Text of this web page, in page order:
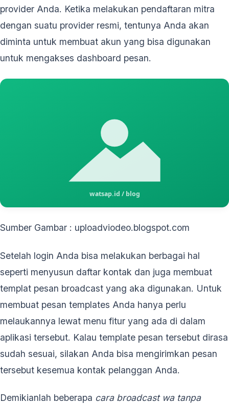
provider Anda. Ketika melakukan pendaftaran mitra
dengan suatu provider resmi, tentunya Anda akan
diminta untuk membuat akun yang bisa digunakan
untuk mengakses dashboard pesan.
Sumber Gambar : uploadviodeo.blogspot.com
Setelah login Anda bisa melakukan berbagai hal
seperti menyusun daftar kontak dan juga membuat
templat pesan broadcast yang aka digunakan. Untuk
membuat pesan templates Anda hanya perlu
melaukannya lewat menu fitur yang ada di dalam
aplikasi tersebut. Kalau template pesan tersebut dirasa
sudah sesuai, silakan Anda bisa mengirimkan pesan
tersebut kesemua kontak pelanggan Anda.
Demikianlah beberapa cara broadcast wa tanpa